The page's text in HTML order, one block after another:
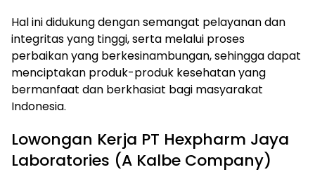
Hal ini didukung dengan semangat pelayanan dan
integritas yang tinggi, serta melalui proses
perbaikan yang berkesinambungan, sehingga dapat
menciptakan produk-produk kesehatan yang
bermanfaat dan berkhasiat bagi masyarakat
Indonesia.
Lowongan Kerja PT Hexpharm Jaya
Laboratories (A Kalbe Company)